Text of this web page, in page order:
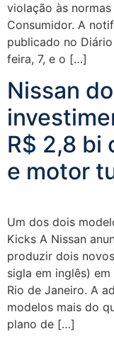
violação às
Consumidor. A
publicado no
feira, 7, e o […]
Nissan
R$ 2,8 bi
e motor
Um dos dois
Kicks A Nissan
produzir dois
sigla em inglês)
Rio de Janeiro. A
modelos mais do
plano de […]